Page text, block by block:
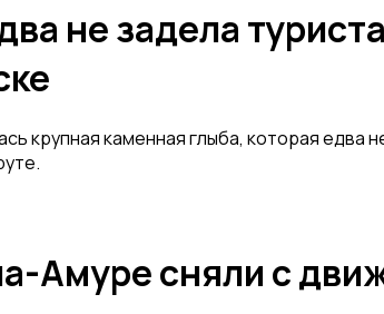
не задела
крупная каменная глыба, которая едва
Амуре сняли с